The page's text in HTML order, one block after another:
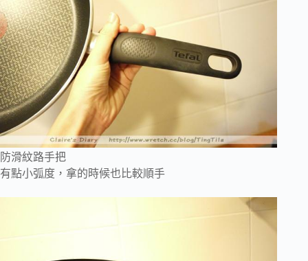
防滑紋路手把
有點小弧度，拿的時候也比較順手